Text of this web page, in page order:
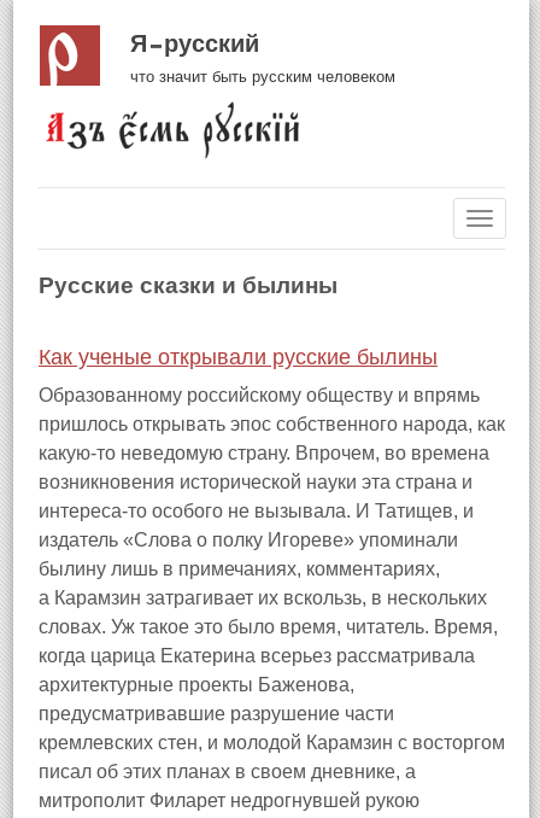
Я русский
что значит быть русским человеком
Русские сказки и былины
Как ученые открывали русские былины
Образованному российскому обществу и впрямь
пришлось открывать эпос собственного народа, как
какую-то неведомую страну. Впрочем, во времена
возникновения исторической науки эта страна и
интереса-то особого не вызывала. И Татищев, и
издатель «Слова о полку Игореве» упоминали
былину лишь в примечаниях, комментариях,
а Карамзин затрагивает их вскользь, в нескольких
словах. Уж такое это было время, читатель. Время,
когда царица Екатерина всерьез рассматривала
архитектурные проекты Баженова,
предусматривавшие разрушение части
кремлевских стен, и молодой Карамзин с восторгом
писал об этих планах в своем дневнике, а
митрополит Филарет недрогнувшей рукою